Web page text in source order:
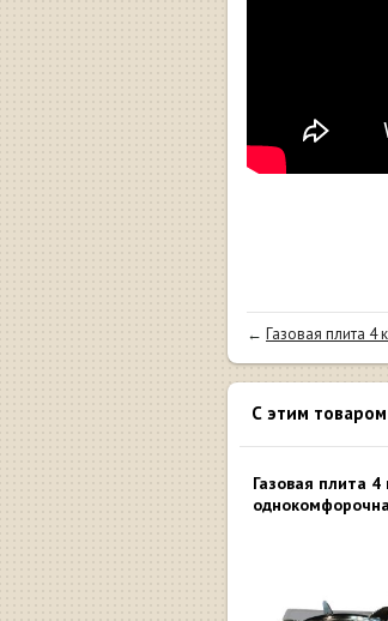
← Газовая плита
С этим
Газовая плита 4